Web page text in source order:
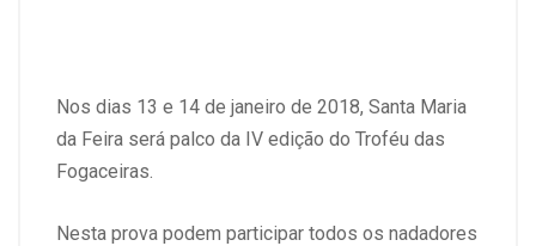
Nos dias 13 e 14 de janeiro de 2018, Santa Maria
da Feira será palco da IV edição do Troféu das
Fogaceiras.
Nesta prova podem participar todos os nadadores